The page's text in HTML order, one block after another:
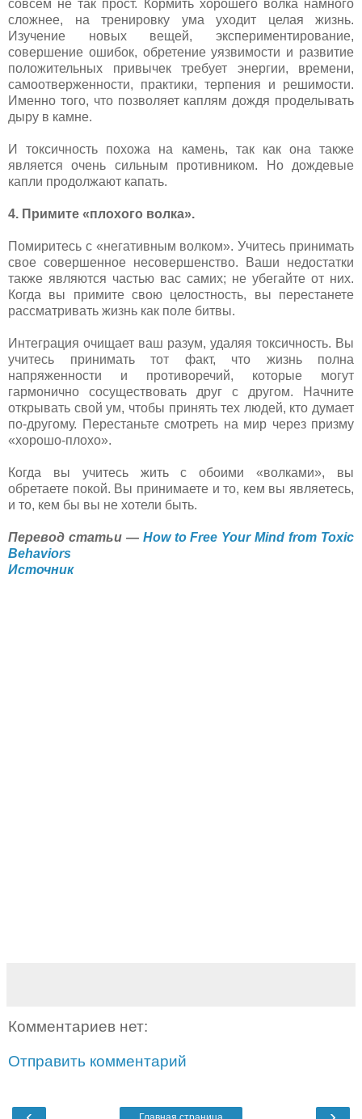
совсем не так прост. Кормить хорошего волка намного
сложнее, на тренировку ума уходит целая жизнь.
Изучение новых вещей, экспериментирование,
совершение ошибок, обретение уязвимости и развитие
положительных привычек требует энергии, времени,
самоотверженности, практики, терпения и решимости.
Именно того, что позволяет каплям дождя проделывать
дыру в камне.
И токсичность похожа на камень, так как она также
является очень сильным противником. Но дождевые
капли продолжают капать.
4. Примите «плохого волка».
Помиритесь с «негативным волком». Учитесь принимать
свое совершенное несовершенство. Ваши недостатки
также являются частью вас самих; не убегайте от них.
Когда вы примите свою целостность, вы перестанете
рассматривать жизнь как поле битвы.
Интеграция очищает ваш разум, удаляя токсичность. Вы
учитесь принимать тот факт, что жизнь полна
напряженности и противоречий, которые могут
гармонично сосуществовать друг с другом. Начните
открывать свой ум, чтобы принять тех людей, кто думает
по-другому. Перестаньте смотреть на мир через призму
«хорошо-плохо».
Когда вы учитесь жить с обоими «волками», вы
обретаете покой. Вы принимаете и то, кем вы являетесь,
и то, кем бы вы не хотели быть.
Перевод статьи — How to Free Your Mind from Toxic
Behaviors
Источник
Комментариев нет:
Отправить комментарий